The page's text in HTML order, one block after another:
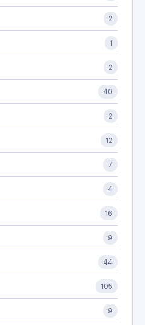
2
1
2
40
2
12
7
4
16
9
44
105
9